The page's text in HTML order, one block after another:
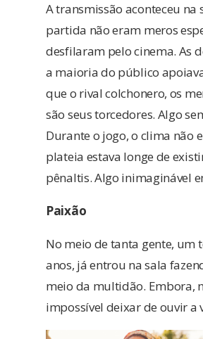
A transmissão aconteceu na
partida não eram meros
desfilaram pelo cinema. As
a maioria do público
que o rival colchonero, os
são seus torcedores. Algo
Durante o jogo, o clima não
plateia estava longe de
pênaltis. Algo inimaginável
Paixão
No meio de tanta gente, um
anos, já entrou na sala
meio da multidão. Embora,
impossível deixar de ouvir a